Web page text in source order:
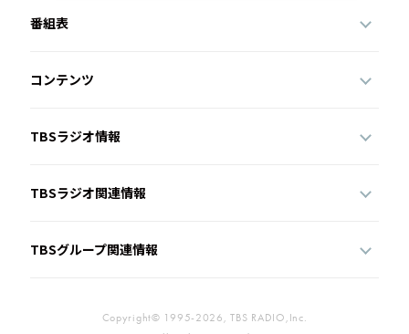
番組表
コンテンツ
TBSラジオ情報
TBSラジオ関連情報
TBSグループ関連情報
Copyright© 1995-2026, TBS RADIO,Inc.